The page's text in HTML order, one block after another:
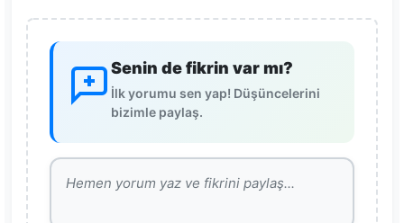
Senin de fikrin var mı?
İlk yorumu sen yap! Düşüncelerini
bizimle paylaş.